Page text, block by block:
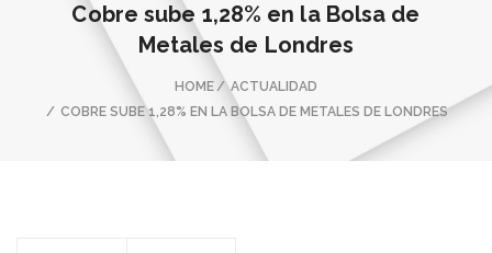
Cobre sube 1,28% en la Bolsa de
Metales de Londres
HOME
ACTUALIDAD
COBRE SUBE 1,28% EN LA BOLSA DE METALES DE LONDRES